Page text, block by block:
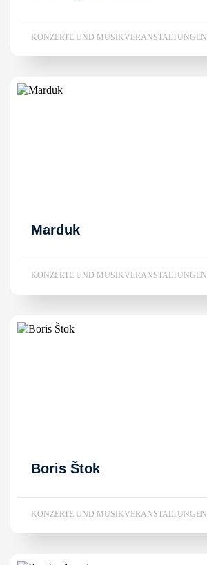
KONZERTE UND MUSIKVERANSTALTUNGEN
Marduk
KONZERTE UND MUSIKVERANSTALTUNGEN
Boris Štok
KONZERTE UND MUSIKVERANSTALTUNGEN